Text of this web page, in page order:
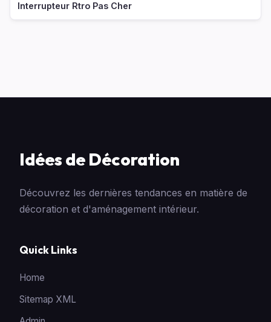
Interrupteur Rtro Pas Cher
Idées de Décoration
Découvrez les dernières tendances en matière de
décoration et d'aménagement intérieur.
Quick Links
Home
Sitemap XML